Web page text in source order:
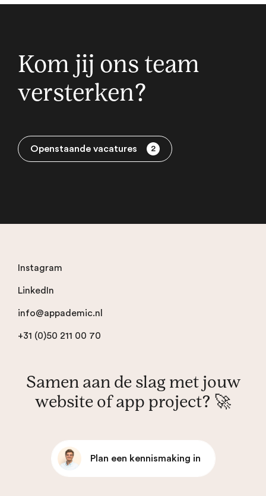
Kom jij ons team
versterken?
Openstaande vacatures 2
Instagram
LinkedIn
info@appademic.nl
+31 (0)50 211 00 70
Samen aan de slag met jouw
website of app project? 🚀
Plan een kennismaking in